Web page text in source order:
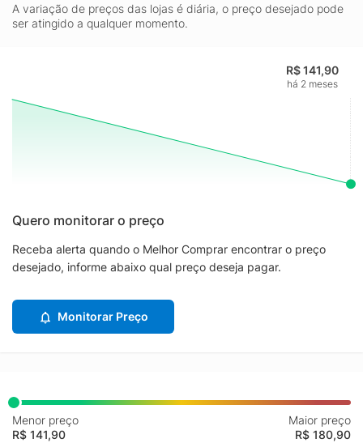
A variação de preços das lojas é diária, o preço desejado pode
ser atingido a qualquer momento.
R$ 141,90
há 2 meses
Quero monitorar o preço
Receba alerta quando o Melhor Comprar encontrar o preço
desejado, informe abaixo qual preço deseja pagar.
Monitorar Preço
Menor preço
R$ 141,90
Maior preço
R$ 180,90